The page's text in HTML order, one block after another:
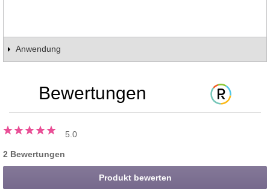
Anwendung
Bewertungen
5.0
2 Bewertungen
Produkt bewerten